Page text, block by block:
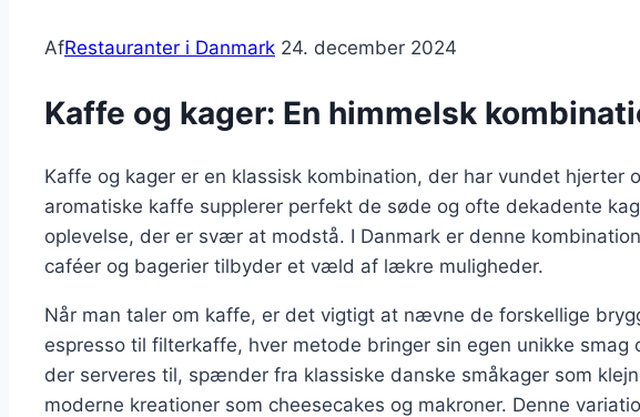
AfRestauranter i Danmark 24. december 2024
Kaffe og kager: En himmelsk
Kaffe og kager er en klassisk kombination, der har vundet hjerter
aromatiske kaffe supplerer perfekt de søde og ofte dekadente
oplevelse, der er svær at modstå. I Danmark er denne
caféer og bagerier tilbyder et væld af lækre muligheder.
Når man taler om kaffe, er det vigtigt at nævne de forskellige
espresso til filterkaffe, hver metode bringer sin egen unikke smag
der serveres til, spænder fra klassiske danske småkager som
moderne kreationer som cheesecakes og makroner. Denne